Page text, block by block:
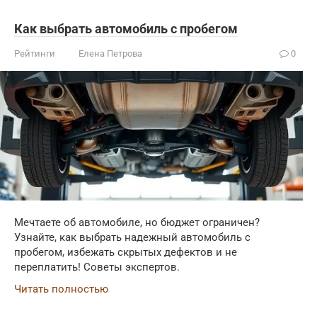
Как выбрать автомобиль с пробегом
Рейтинги Елена Петрова 0
Мечтаете об автомобиле, но бюджет ограничен?
Узнайте, как выбрать надежный автомобиль с
пробегом, избежать скрытых дефектов и не
переплатить! Советы экспертов.
Читать полностью